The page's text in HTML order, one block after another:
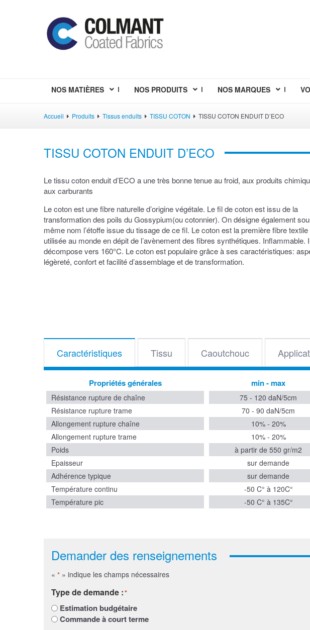
NOS MATIÈRES
NOS PRODUITS NOS MARQUES
Accueil Produits Tissus enduits TISSU COTON TISSU COTON ENDUIT D’ECO
TISSU COTON ENDUIT D’ECO
Le tissu coton enduit d’ECO a une très bonne tenue au froid, aux produits
aux carburants
Le coton est une fibre naturelle d’origine végétale. Le fil de coton est issu de la
transformation des poils du Gossypium(ou cotonnier). On désigne également
même nom l’étoffe issue du tissage de ce fil. Le coton est la première fibre textile
utilisée au monde en dépit de l’avènement des fibres synthétiques. Inflammable.
décompose vers 160°C. Le coton est populaire grâce à ses caractéristiques:
légèreté, confort et facilité d’assemblage et de transformation.
Caractéristiques Tissu Caoutchouc
Propriétés générales min - max
Résistance rupture de chaîne
75 - 120 daN/5cm
Résistance rupture trame
70 - 90 daN/5cm
Allongement rupture chaîne
10% - 20%
Allongement rupture trame
10% - 20%
Poids
à partir de 550 gr/m2
Epaisseur
sur demande
Adhérence typique
sur demande
Température continu
-50 C° à 120C°
Température pic
-50 C° à 135C°
Demander des renseignements
« * » indique les champs nécessaires
Type de demande :*
Estimation budgétaire
Commande à court terme